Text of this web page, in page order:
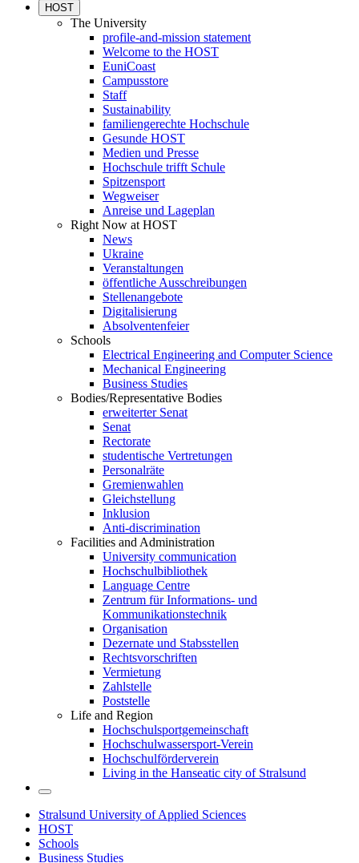
HOST
The University
profile-and-mission statement
Welcome to the HOST
EuniCoast
Campusstore
Staff
Sustainability
familiengerechte Hochschule
Gesunde HOST
Medien und Presse
Hochschule trifft Schule
Spitzensport
Wegweiser
Anreise und Lageplan
Right Now at HOST
News
Ukraine
Veranstaltungen
öffentliche Ausschreibungen
Stellenangebote
Digitalisierung
Absolventenfeier
Schools
Electrical Engineering and Computer Science
Mechanical Engineering
Business Studies
Bodies/Representative Bodies
erweiterter Senat
Senat
Rectorate
studentische Vertretungen
Personalräte
Gremienwahlen
Gleichstellung
Inklusion
Anti-discrimination
Facilities and Administration
University communication
Hochschulbibliothek
Language Centre
Zentrum für Informations- und
Kommunikationstechnik
Organisation
Dezernate und Stabsstellen
Rechtsvorschriften
Vermietung
Zahlstelle
Poststelle
Life and Region
Hochschulsportgemeinschaft
Hochschulwassersport-Verein
Hochschulförderverein
Living in the Hanseatic city of Stralsund
Stralsund University of Applied Sciences
HOST
Schools
Business Studies